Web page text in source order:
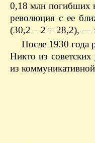
0,18 млн погибших
революция с ее
(30,2 – 2 = 28,2), —
После 1930 года
Никто из
из